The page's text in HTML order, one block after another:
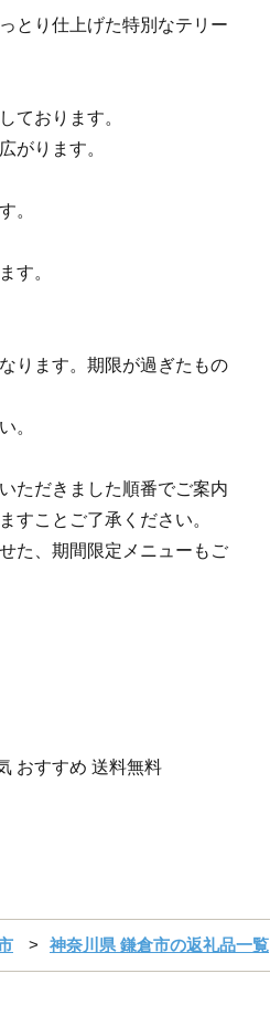
とり仕上げた特別なテリー
ております。
がります。
。
す。
ります。期限が過ぎたもの
。
ただきました順番でご案内
すことご了承ください。
た、期間限定メニューもご
おすすめ 送料無料
神奈川県 鎌倉市の返礼品一覧